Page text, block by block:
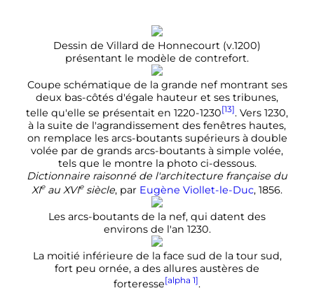
Dessin de Villard de Honnecourt (v.1200)
présentant le modèle de contrefort.
Coupe schématique de la grande nef montrant ses
deux bas-côtés d'égale hauteur et ses tribunes,
telle qu'elle se présentait en 1220-1230[13]. Vers 1230,
à la suite de l'agrandissement des fenêtres hautes,
on remplace les arcs-boutants supérieurs à double
volée par de grands arcs-boutants à simple volée,
tels que le montre la photo ci-dessous.
Dictionnaire raisonné de l'architecture française du
XIe au XVIe siècle, par Eugène Viollet-le-Duc, 1856.
Les arcs-boutants de la nef, qui datent des
environs de l'an 1230.
La moitié inférieure de la face sud de la tour sud,
fort peu ornée, a des allures austères de
forteresse[alpha 1].